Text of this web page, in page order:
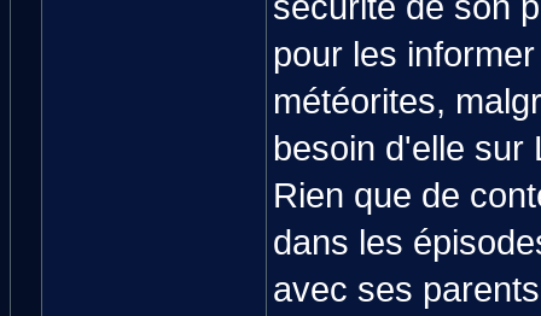
pour les
météorites,
besoin d'elle sur
Rien que de
dans les
avec ses